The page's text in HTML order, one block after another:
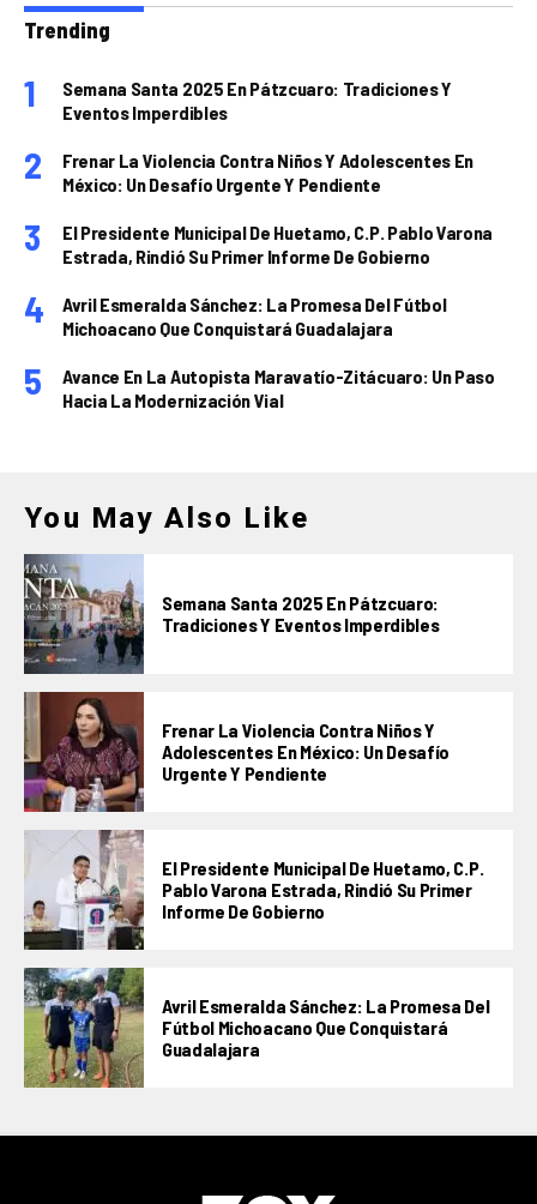
Trending
Semana Santa 2025 En Pátzcuaro: Tradiciones Y
Eventos Imperdibles
Frenar La Violencia Contra Niños Y Adolescentes En
México: Un Desafío Urgente Y Pendiente
El Presidente Municipal De Huetamo, C.P. Pablo Varona
Estrada, Rindió Su Primer Informe De Gobierno
Avril Esmeralda Sánchez: La Promesa Del Fútbol
Michoacano Que Conquistará Guadalajara
Avance En La Autopista Maravatío-Zitácuaro: Un Paso
Hacia La Modernización Vial
You May Also Like
Semana Santa 2025 En Pátzcuaro:
Tradiciones Y Eventos Imperdibles
Frenar La Violencia Contra Niños Y
Adolescentes En México: Un Desafío
Urgente Y Pendiente
El Presidente Municipal De Huetamo, C.P.
Pablo Varona Estrada, Rindió Su Primer
Informe De Gobierno
Avril Esmeralda Sánchez: La Promesa Del
Fútbol Michoacano Que Conquistará
Guadalajara